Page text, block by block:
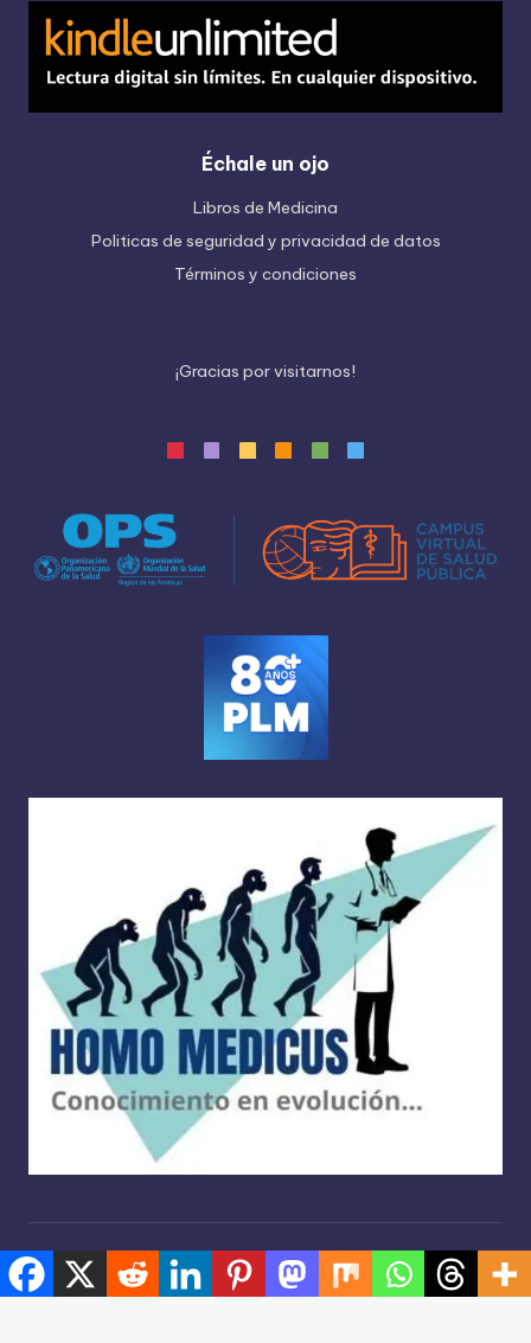
Échale un ojo
Libros de Medicina
Politicas de seguridad y privacidad de datos
Términos y condiciones
¡Gracias porvisitarnos!
Copyright 2026 — Homo medicus . Derechos reservados.